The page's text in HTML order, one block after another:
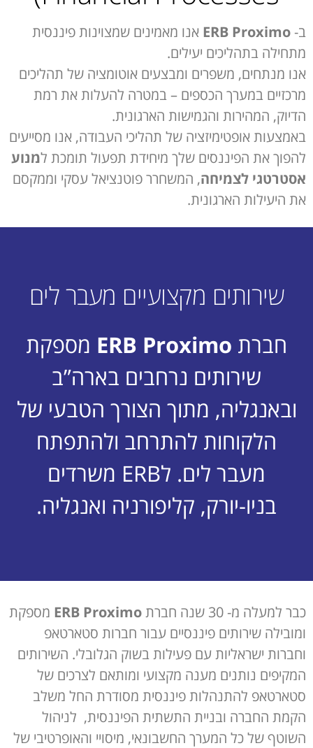
ב- ERB Proximo אנו מאמינים שמצוינות פיננסית
מתחילה בתהליכים יעילים.
אנו מנתחים, משפרים ומבצעים אוטומציה של תהליכים
מרכזיים במערך הכספים – במטרה להעלות את רמת
הדיוק, המהירות והגמישות הארגונית.
באמצעות אופטימיזציה של תהליכי העבודה, אנו מסייעים
להפוך את הפיננסים שלך מיחידת תפעול תומכת למנוע
אסטרטגי לצמיחה, המשחרר פוטנציאל עסקי וממקסם
את היעילות הארגונית.
שירותים מקצועיים מעבר לים
חברת ERB Proximo מספקת
שירותים נרחבים בארה”ב
ובאנגליה, מתוך הצורך הטבעי של
הלקוחות להתרחב ולהתפתח
מעבר לים. לERB משרדים
בניו-יורק, קליפורניה ואנגליה.
כבר למעלה מ- 30 שנה חברת ERB Proximo מספקת
ומובילה שירותים פיננסיים עבור חברות סטארטאפ
וחברות ישראליות עם פעילות בשוק הגלובלי. השירותים
המקיפים נותנים מענה מקצועי ומותאם לצרכים של
סטארטאפ להתנהלות פיננסית מסודרת החל משלב
הקמת החברה ובניית התשתית הפיננסית, לניהול
השוטף של כל המערך החשבונאי, מיסויי והאופרטיבי של